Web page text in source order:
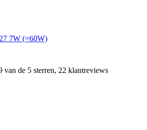
7W (=60W)
van de 5 sterren, 22 klantreviews